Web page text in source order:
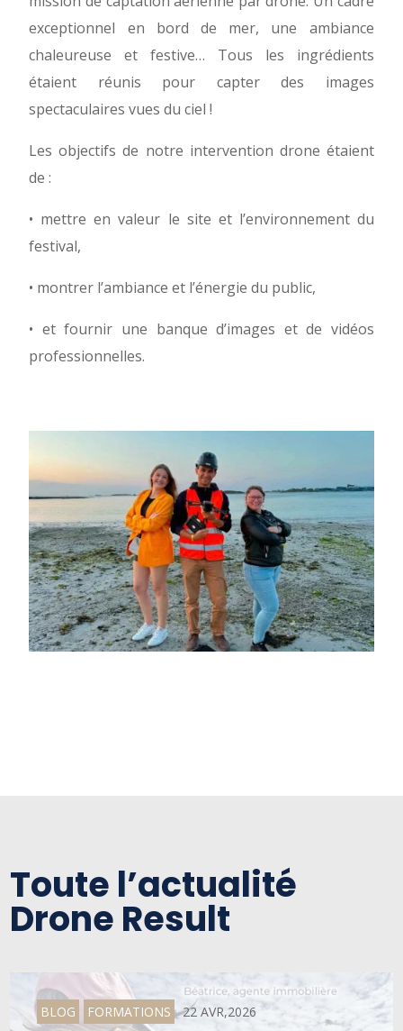
exceptionnel en bord de mer, une ambiance
chaleureuse et festive… Tous les ingrédients
étaient réunis pour capter des images
spectaculaires vues du ciel !
Les objectifs de notre intervention drone étaient
de :
• mettre en valeur le site et l’environnement du
festival,
• montrer l’ambiance et l’énergie du public,
• et fournir une banque d’images et de vidéos
professionnelles.
Toute l’actualité
Drone Result
BLOG FORMATIONS 22 AVR,2026